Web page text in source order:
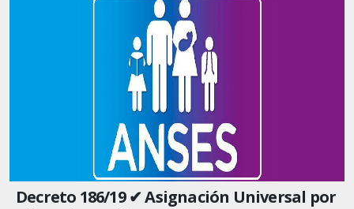
Decreto 186/19 ✔ Asignación Universal por